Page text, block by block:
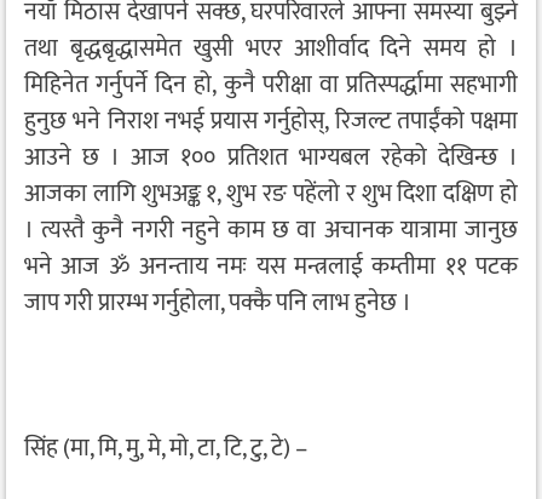
नयाँ मिठास देखापर्न सक्छ, घरपरिवारले आफ्ना समस्या बुझ्ने
तथा बृद्धबृद्धासमेत खुसी भएर आशीर्वाद दिने समय हो ।
मिहिनेत गर्नुपर्ने दिन हो, कुनै परीक्षा वा प्रतिस्पर्द्धामा सहभागी
हुनुछ भने निराश नभई प्रयास गर्नुहोस्, रिजल्ट तपाईंको पक्षमा
आउने छ । आज १०० प्रतिशत भाग्यबल रहेको देखिन्छ ।
आजका लागि शुभअङ्क १, शुभ रङ पहेंलो र शुभ दिशा दक्षिण हो
। त्यस्तै कुनै नगरी नहुने काम छ वा अचानक यात्रामा जानुछ
भने आज ॐ अनन्ताय नमः यस मन्त्रलाई कम्तीमा ११ पटक
जाप गरी प्रारम्भ गर्नुहोला, पक्कै पनि लाभ हुनेछ ।
सिंह (मा, मि, मु, मे, मो, टा, टि, टु, टे) –